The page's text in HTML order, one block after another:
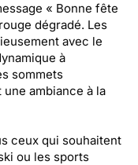
« Bonne fête
dégradé. Les
avec le
à
sommets
ambiance à la
ceux qui souhaitent
ou les sports